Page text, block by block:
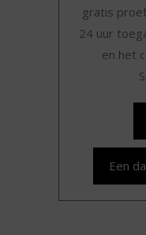
gratis
24 uur
en het
Een